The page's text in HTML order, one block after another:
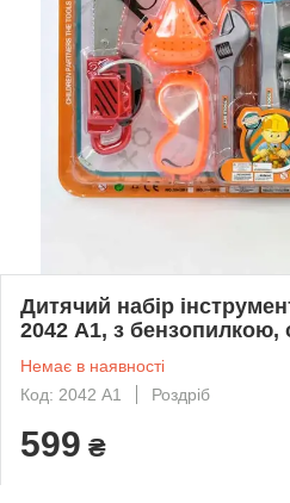
Дитячий набір
2042 А1, з бензопилкою,
Немає в наявності
Код: 2042 А1
Роздріб
599 ₴